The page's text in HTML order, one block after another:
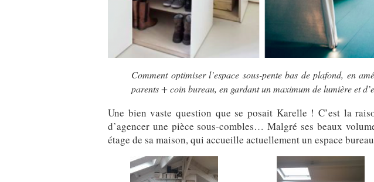
Comment optimiser l’espace sous-pente bas de plafond, en
parents + coin bureau, en gardant un maximum de lumière et
Une bien vaste question que se posait Karelle ! C’est la
d’agencer une pièce sous-combles… Malgré ses beaux
étage de sa maison, qui accueille actuellement un espace